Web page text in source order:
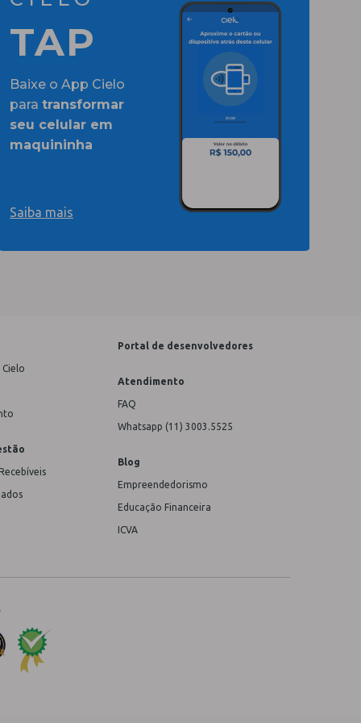
TAP
Baixe o App Cielo
paratransformar
seu celular em
maquininha
Saiba mais
Cielo
Portal de desenvolvedores
Atendimento
FAQ
Whatsapp (11) 3003.5525
Blog
Empreendedorismo
Educação Financeira
ICVA